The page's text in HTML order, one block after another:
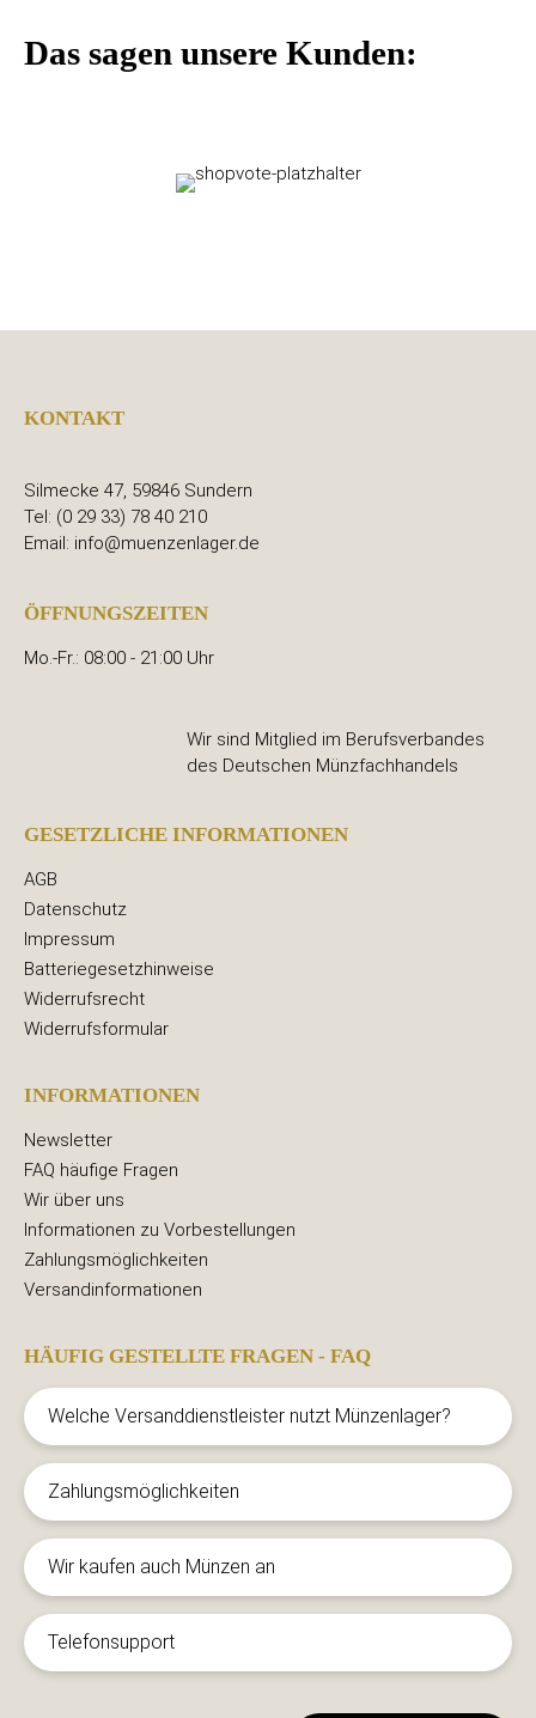
Das sagen unsere Kunden:
KONTAKT
Silmecke 47, 59846 Sundern
Tel: (0 29 33) 78 40 210
Email: info@muenzenlager.de
ÖFFNUNGSZEITEN
Mo.-Fr.: 08:00 - 21:00 Uhr
Wir sind Mitglied im Berufsverbandes
des Deutschen Münzfachhandels
GESETZLICHE INFORMATIONEN
AGB
Datenschutz
Impressum
Batteriegesetzhinweise
Widerrufsrecht
Widerrufsformular
INFORMATIONEN
Newsletter
FAQ häufige Fragen
Wir über uns
Informationen zu Vorbestellungen
Zahlungsmöglichkeiten
Versandinformationen
HÄUFIG GESTELLTE FRAGEN - FAQ
Welche Versanddienstleister nutzt Münzenlager?
Zahlungsmöglichkeiten
Wir kaufen auch Münzen an
Telefonsupport